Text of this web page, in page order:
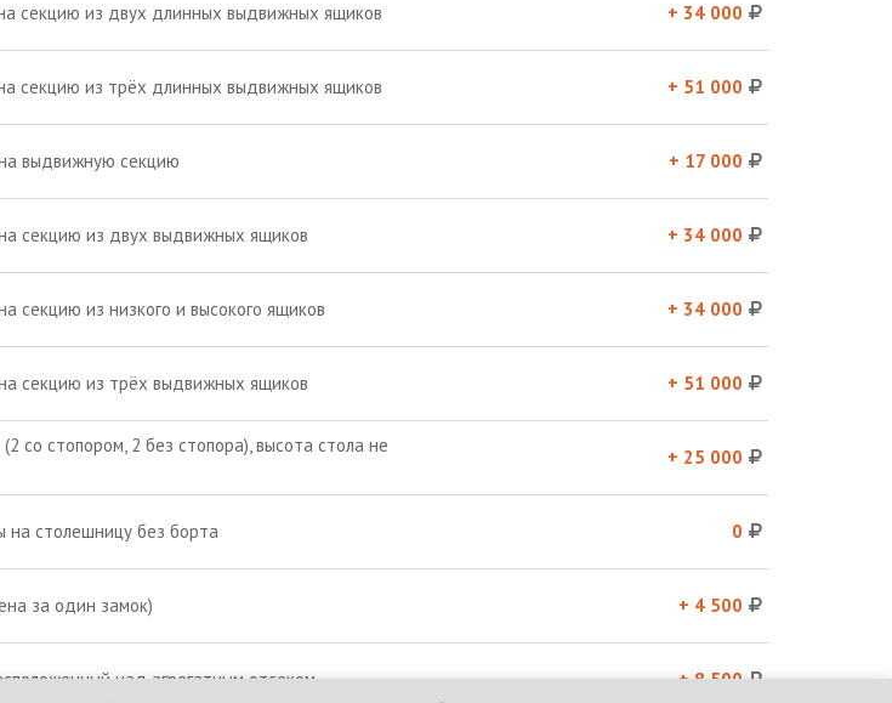
секцию из двух длинных выдвижных ящиков + 34 000
секцию из трёх длинных выдвижных ящиков + 51 000
выдвижную секцию + 17 000
секцию из двух выдвижных ящиков + 34 000
секцию из низкого и высокого ящиков + 34 000
секцию из трёх выдвижных ящиков + 51 000
со стопором, 2 без стопора), высота стола не
+ 25 000
столешницу без борта 0
за один замок) + 4 500
над агрегатным отсеком
+ 8 500